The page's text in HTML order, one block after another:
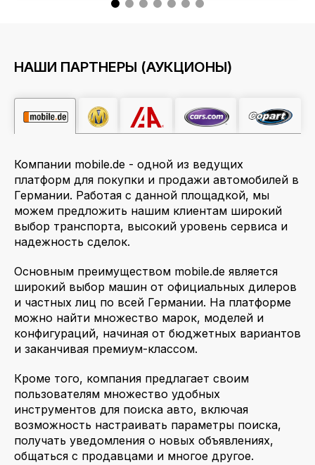
НАШИ ПАРТНЕРЫ (АУКЦИОНЫ)
Компании mobile.de - одной из ведущих
платформ для покупки и продажи автомобилей в
Германии. Работая с данной площадкой, мы
можем предложить нашим клиентам широкий
выбор транспорта, высокий уровень сервиса и
надежность сделок.
Основным преимуществом mobile.de является
широкий выбор машин от официальных дилеров
и частных лиц по всей Германии. На платформе
можно найти множество марок, моделей и
конфигураций, начиная от бюджетных вариантов
и заканчивая премиум-классом.
Кроме того, компания предлагает своим
пользователям множество удобных
инструментов для поиска авто, включая
возможность настраивать параметры поиска,
получать уведомления о новых объявлениях,
общаться с продавцами и многое другое.